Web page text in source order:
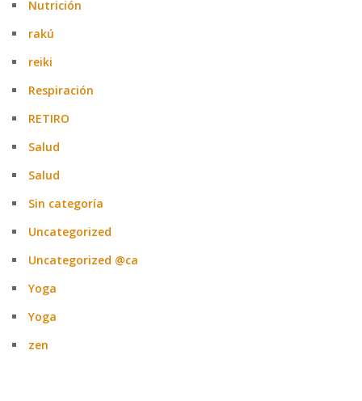
Nutrición
rakú
reiki
Respiración
RETIRO
Salud
Salud
Sin categoría
Uncategorized
Uncategorized @ca
Yoga
Yoga
zen